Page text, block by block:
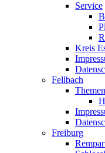
Service
Kreis
Fellbach
Freiburg